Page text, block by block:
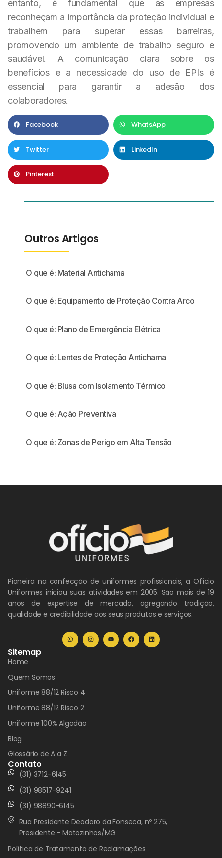
entanto, é fundamental que as empresas
reconheçam a importância da proteção individual e
trabalhem para superar essas barreiras,
promovendo um ambiente de trabalho seguro e
saudável. A comunicação clara sobre os
benefícios e a necessidade do uso de EPIs é
essencial para garantir a adesão dos
colaboradores.
Facebook WhatsApp
Twitter LinkedIn
Pinterest
Outros Artigos
O que é: Material Antichama
O que é: Equipamento de Proteção Contra Arco
O que é: Plano de Emergência Elétrica
O que é: Lentes de Proteção Antichama
O que é: Blusa com Isolamento Térmico
O que é: Ação Preventiva
O que é: Zonas de Perigo em Alta Tensão
Pioneira na confecção de uniformes profissionais, a Ofício
Uniformes iniciou suas atividades em 2005. São mais de 19
anos de expertise de mercado, agregando tradição,
qualidade e credibilidade aos seus produtos e serviços.
Sitemap
Home
Quem Somos
Uniforme 88/12 Risco 4
Uniforme 88/12 Risco 2
Uniforme 100% Algodão
Blog
Glossário de A a Z
Contato
(31) 3712-6145
(31) 98517-9241
(31) 98890-6145
Rua Presidente Deodoro da Fonseca, nº 275,
Presidente - Matozinhos/MG
Política de Tratamento de Reclamações